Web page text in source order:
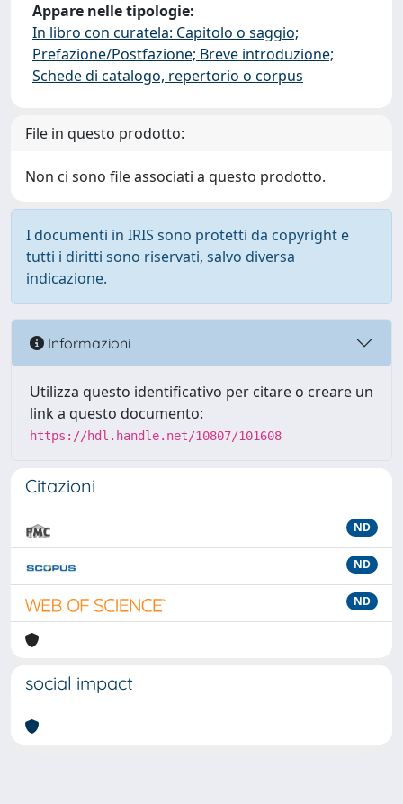
Appare nelle tipologie:
In libro con curatela: Capitolo o saggio;
Prefazione/Postfazione; Breve introduzione;
Schede di catalogo, repertorio o corpus
File in questo prodotto:
Non ci sono file associati a questo prodotto.
I documenti in IRIS sono protetti da copyright e
tutti i diritti sono riservati, salvo diversa
indicazione.
Informazioni
Utilizza questo identificativo per citare o creare un
link a questo documento:
https://hdl.handle.net/10807/101608
Citazioni
ND
ND
ND
social impact